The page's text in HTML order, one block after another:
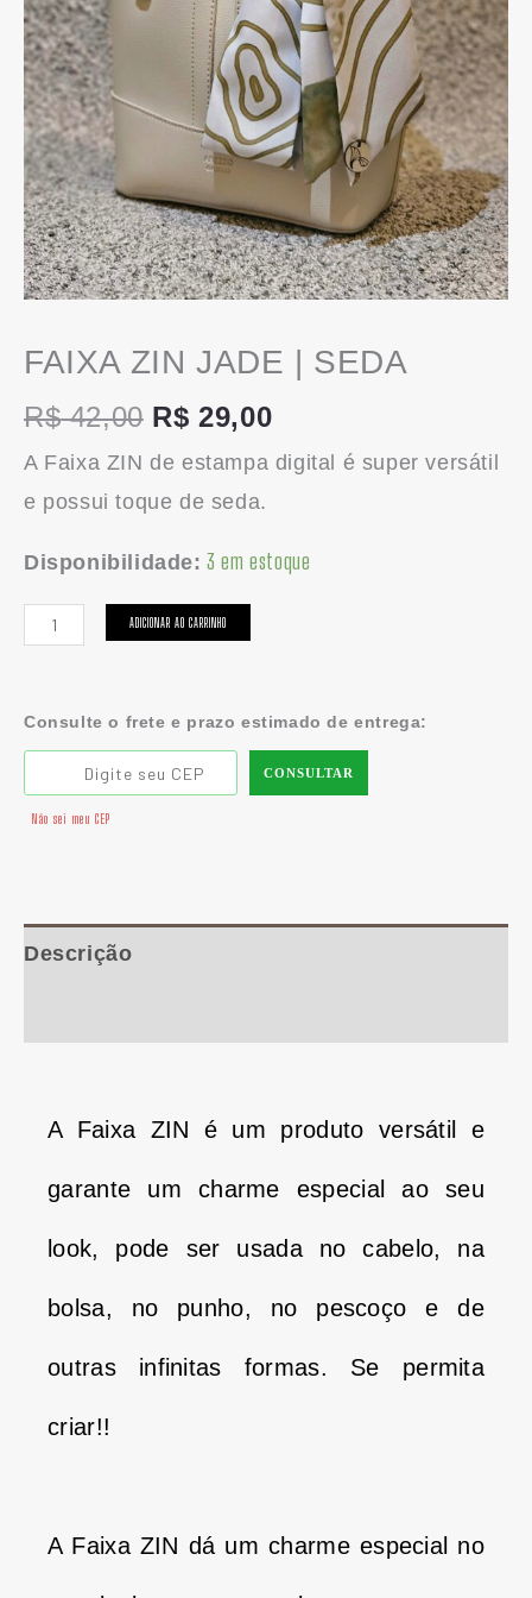
FAIXA ZIN JADE | SEDA
R$42,00 R$ 29,00
A Faixa ZIN de estampa digital é super versátil
e possui toque de seda.
Disponibilidade: 3 em estoque
ADICIONAR AO CARRINHO
Consulte o frete e prazo estimado de entrega:
CONSULTAR
Não sei meu CEP
Descrição
A Faixa ZIN é um produto versátil e
garante um charme especial ao seu
look, pode ser usada no cabelo, na
bolsa, no punho, no pescoço e de
outras infinitas formas. Se permita
criar!!
A Faixa ZIN dá um charme especial no